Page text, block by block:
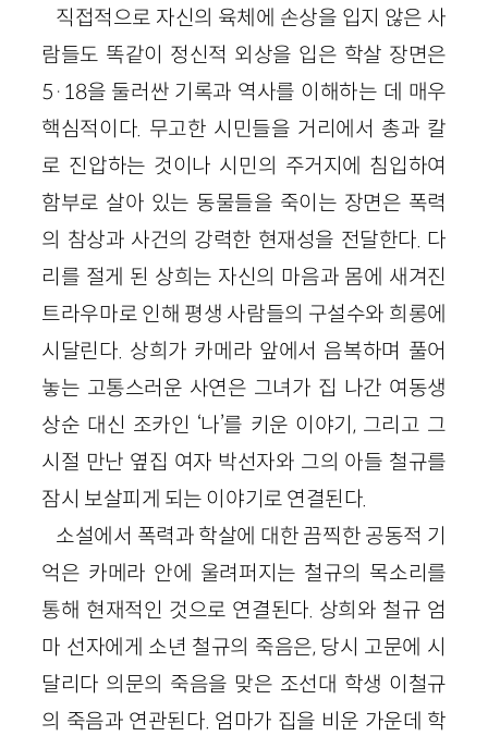
직접적으로 자신의 육체에 손상을 입지 않은 사
람들도 똑같이 정신적 외상을 입은 학살 장면은
5·18을 둘러싼 기록과 역사를 이해하는 데 매우
핵심적이다. 무고한 시민들을 거리에서 총과 칼
로 진압하는 것이나 시민의 주거지에 침입하여
함부로 살아 있는 동물들을 죽이는 장면은 폭력
의 참상과 사건의 강력한 현재성을 전달한다. 다
리를 절게 된 상희는 자신의 마음과 몸에 새겨진
트라우마로 인해 평생 사람들의 구설수와 희롱에
시달린다. 상희가 카메라 앞에서 음복하며 풀어
놓는 고통스러운 사연은 그녀가 집 나간 여동생
상순 대신 조카인 ‘나’를 키운 이야기, 그리고 그
시절 만난 옆집 여자 박선자와 그의 아들 철규를
잠시 보살피게 되는 이야기로 연결된다.
소설에서 폭력과 학살에 대한 끔찍한 공동적 기
억은 카메라 안에 울려퍼지는 철규의 목소리를
통해 현재적인 것으로 연결된다. 상희와 철규 엄
마 선자에게 소년 철규의 죽음은, 당시 고문에 시
달리다 의문의 죽음을 맞은 조선대 학생 이철규
의 죽음과 연관된다. 엄마가 집을 비운 가운데 학